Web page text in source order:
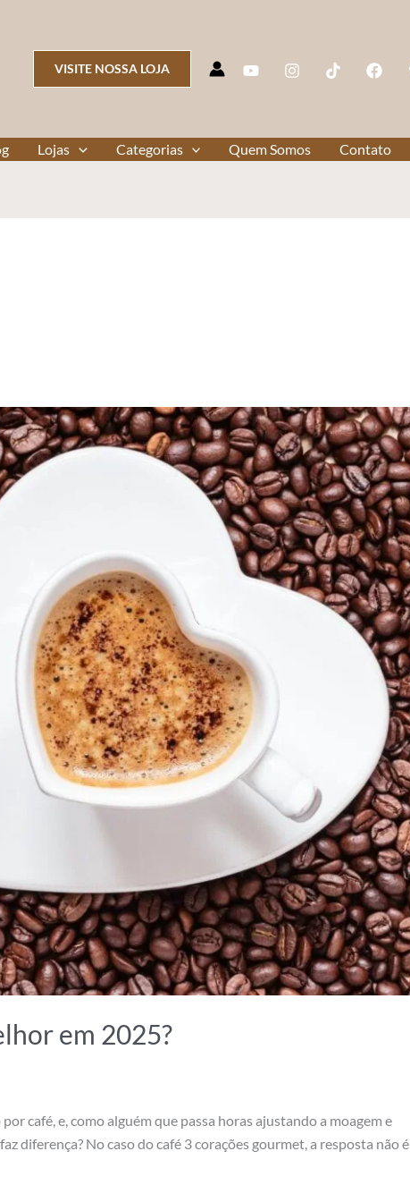
VISITE NOSSA LOJA
Lojas Categorias Quem Somos Contato
em 2025?
café, e, como alguém que passa horas ajustando a moagem e
diferença? No caso do café 3 corações gourmet, a resposta não é